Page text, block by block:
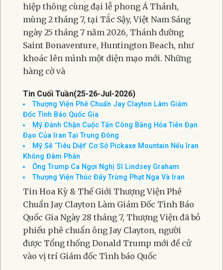
Thánh lễ MỪNG Á THÁNH PHANXICÔ XAVIÊ
TRƯƠNG BỬU DIỆP
tại Nam California, ngày 25 tháng 7 năm 2026
Kiên Chính
Cộng đồng Công Giáo Việt nam hải ngoại
hiệp thông cùng đại lễ phong Á Thánh,
mùng 2 tháng 7, tại Tắc Sậy, Việt Nam Sáng
ngày 25 tháng 7 năm 2026, Thánh đường
Saint Bonaventure, Huntington Beach, như
khoác lên mình một diện mạo mới. Những
hàng cờ và
Tin Cuối Tuần(25-26-Jul-2026)
Thượng Viện Phê Chuẩn Jay Clayton Làm Giám
Đốc Tình Báo Quốc Gia
Mỹ Đánh Chặn Cuộc Tấn Công Bằng Hỏa Tiễn Đạn
Đạo Của Iran Tại Trung Đông
Mỹ Sẽ ‘Tiêu Diệt’ Cơ Sở Pickaxe Mountain Nếu Iran
Không Đàm Phán
Ông Trump Ca Ngợi Nghị Sĩ Lindsey Graham
Thượng Viện Thúc Đẩy Trừng Phạt Nga Và Iran
Tin Hoa Kỳ & Thế Giới Thượng Viện Phê
Chuẩn Jay Clayton Làm Giám Đốc Tình Báo